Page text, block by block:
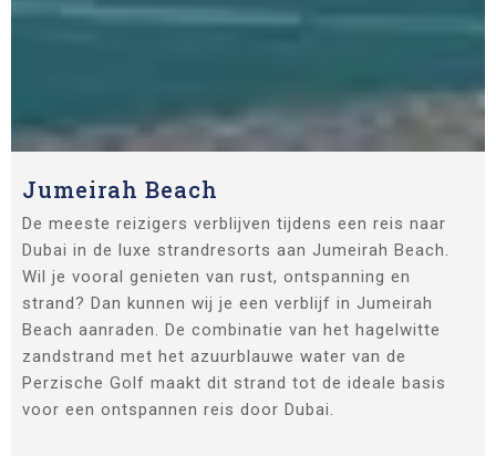
Jumeirah Beach
De meeste reizigers verblijven tijdens een reis naar
Dubai in de luxe strandresorts aan Jumeirah Beach.
Wil je vooral genieten van rust, ontspanning en
strand? Dan kunnen wij je een verblijf in Jumeirah
Beach aanraden. De combinatie van het hagelwitte
zandstrand met het azuurblauwe water van de
Perzische Golf maakt dit strand tot de ideale basis
voor een ontspannen reis door Dubai.